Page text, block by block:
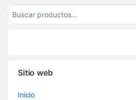
Sitio web
Inicio